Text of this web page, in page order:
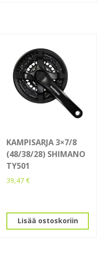
KAMPISARJA 3×7/8
(48/38/28) SHIMANO
TY501
39,47€
Lisää ostoskoriin